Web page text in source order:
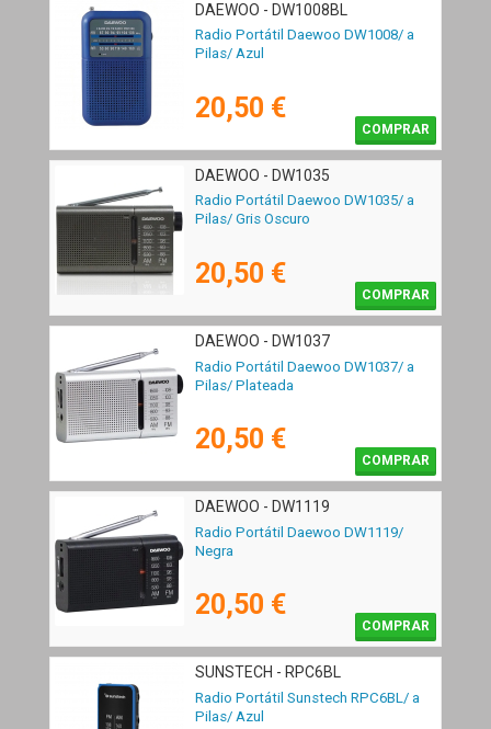
DAEWOO - DW1008BL
Radio Portátil Daewoo DW1008/ a
Pilas/ Azul
20,50 €
COMPRAR
DAEWOO - DW1035
Radio Portátil Daewoo DW1035/ a
Pilas/ Gris Oscuro
20,50 €
COMPRAR
DAEWOO - DW1037
Radio Portátil Daewoo DW1037/ a
Pilas/ Plateada
20,50 €
COMPRAR
DAEWOO - DW1119
Radio Portátil Daewoo DW1119/
Negra
20,50 €
COMPRAR
SUNSTECH - RPC6BL
Radio Portátil Sunstech RPC6BL/ a
Pilas/ Azul